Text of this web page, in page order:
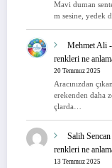
Mavi duman
m sesine, yedek
Mehmet Ali -
renkleri ne
20 Temmuz 2025
Aracınızdan
erekenden daha
çlarda…
Salih Sencan
renkleri ne
13 Temmuz 2025